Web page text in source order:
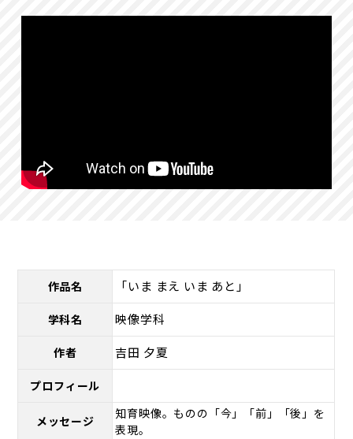
作品名 「いま まえ いま あと」
学科名 映像学科
作者 吉田 夕夏
プロフィール
メッセージ
知育映像。ものの「今」「前」「後」を
表現。